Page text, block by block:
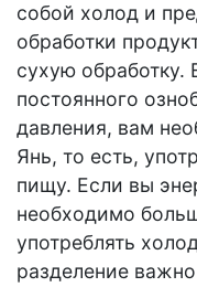
собой холод и
обработки
сухую обработку.
постоянного
давления, вам
Янь, то есть,
пищу. Если вы
необходимо
употреблять
разделение